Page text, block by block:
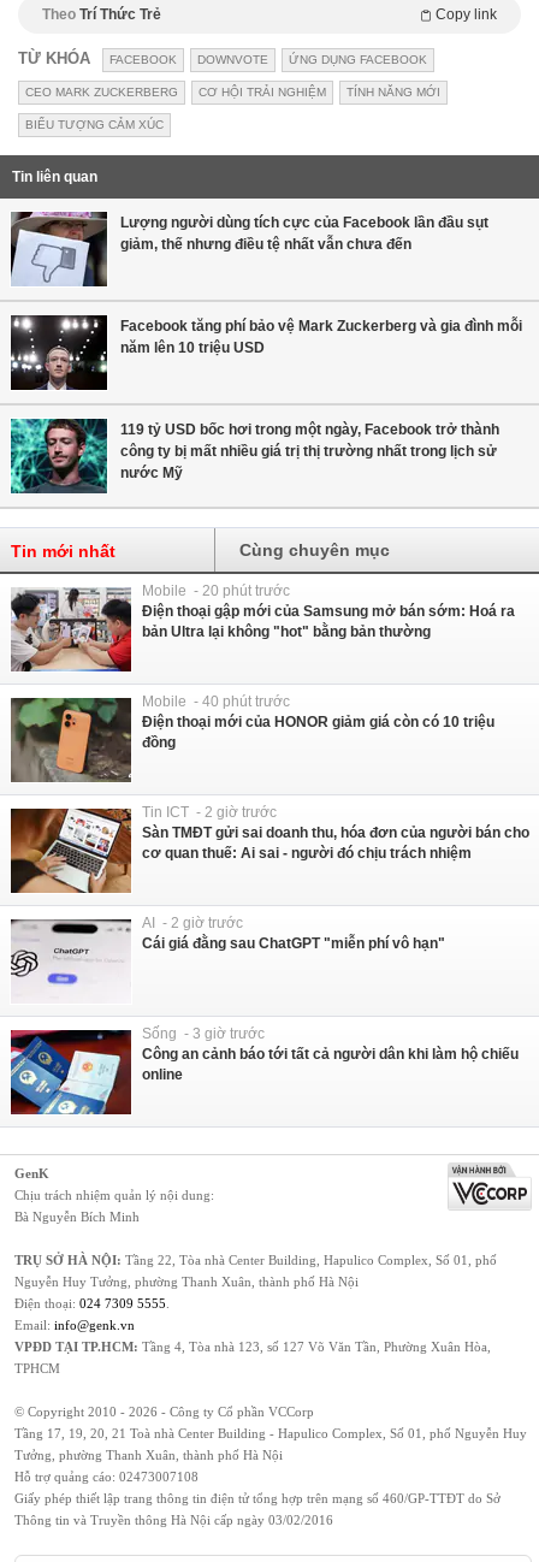
Theo Trí Thức Trẻ Copy link
TỪ KHÓA FACEBOOK DOWNVOTE ỨNG DỤNG FACEBOOK
CEO MARK ZUCKERBERG CƠ HỘI TRẢI NGHIỆM TÍNH NĂNG MỚI
BIỂU TƯỢNG CẢM XÚC
Tin liên quan
Lượng người dùng tích cực của Facebook lần đầu sụt
giảm, thế nhưng điều tệ nhất vẫn chưa đến
Facebook tăng phí bảo vệ Mark Zuckerberg và gia đình mỗi
năm lên 10 triệu USD
119 tỷ USD bốc hơi trong một ngày, Facebook trở thành
công ty bị mất nhiều giá trị thị trường nhất trong lịch sử
nước Mỹ
Tin mới nhất Cùng chuyên mục
Mobile - 20 phút trước
Điện thoại gập mới của Samsung mở bán sớm: Hoá ra
bản Ultra lại không "hot" bằng bản thường
Mobile - 40 phút trước
Điện thoại mới của HONOR giảm giá còn có 10 triệu
đồng
Tin ICT - 2 giờ trước
Sàn TMĐT gửi sai doanh thu, hóa đơn của người bán cho
cơ quan thuế: Ai sai - người đó chịu trách nhiệm
AI - 2 giờ trước
Cái giá đằng sau ChatGPT "miễn phí vô hạn"
Sống - 3 giờ trước
Công an cảnh báo tới tất cả người dân khi làm hộ chiếu
online
GenK
Chịu trách nhiệm quản lý nội dung:
Bà Nguyễn Bích Minh
TRỤ SỞ HÀ NỘI: Tầng 22, Tòa nhà Center Building, Hapulico Complex, Số 01, phố
Nguyễn Huy Tưởng, phường Thanh Xuân, thành phố Hà Nội
Điện thoại: 024 7309 5555
Email: info@genk.vn
VPĐD TẠI TP.HCM: Tầng 4, Tòa nhà 123, số 127 Võ Văn Tần, Phường Xuân Hòa,
TPHCM
© Copyright 2010 - 2026 - Công ty Cổ phần VCCorp
Tầng 17, 19, 20, 21 Toà nhà Center Building - Hapulico Complex, Số 01, phố Nguyễn Huy
Tưởng, phường Thanh Xuân, thành phố Hà Nội
Hỗ trợ quảng cáo: 02473007108
Giấy phép thiết lập trang thông tin điện tử tổng hợp trên mạng số 460/GP-TTĐT do Sở
Thông tin và Truyền thông Hà Nội cấp ngày 03/02/2016